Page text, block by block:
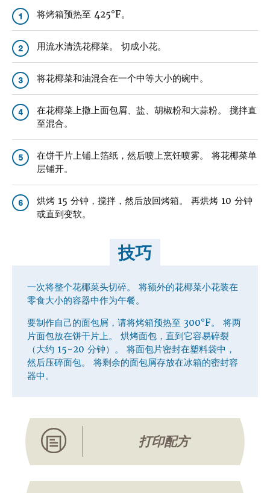
1 将烤箱预热至 425°F。
2 用流水清洗花椰菜。 切成小花。
3 将花椰菜和油混合在一个中等大小的碗中。
4
在花椰菜上撒上面包屑、盐、胡椒粉和大蒜粉。 搅拌直
至混合。
5
在饼干片上铺上箔纸，然后喷上烹饪喷雾。 将花椰菜单
层铺开。
6
烘烤 15 分钟，搅拌，然后放回烤箱。 再烘烤 10 分钟
或直到变软。
技巧
一次将整个花椰菜头切碎。 将额外的花椰菜小花装在
零食大小的容器中作为午餐。
要制作自己的面包屑，请将烤箱预热至 300°F。 将两
片面包放在饼干片上。 烘烤面包，直到它容易碎裂
（大约 15-20 分钟）。 将面包片密封在塑料袋中，
然后压碎面包。 将剩余的面包屑存放在冰箱的密封容
器中。
打印配方